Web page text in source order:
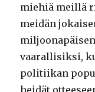
miehiä meillä
meidän
vaarallisiksi,
politiikan
heidät